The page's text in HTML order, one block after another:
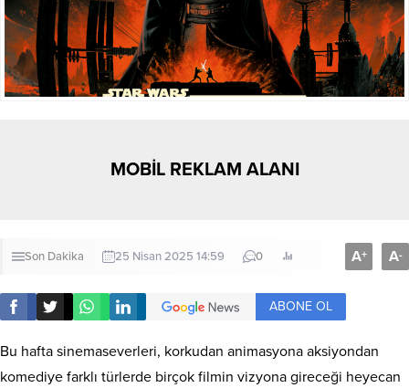
MOBİL REKLAM ALANI
Son Dakika 25 Nisan 2025 14:59 0 A+ A-
ABONE OL
Bu hafta sinemaseverleri, korkudan animasyona aksiyondan
komediye farklı türlerde birçok filmin vizyona gireceği heyecan